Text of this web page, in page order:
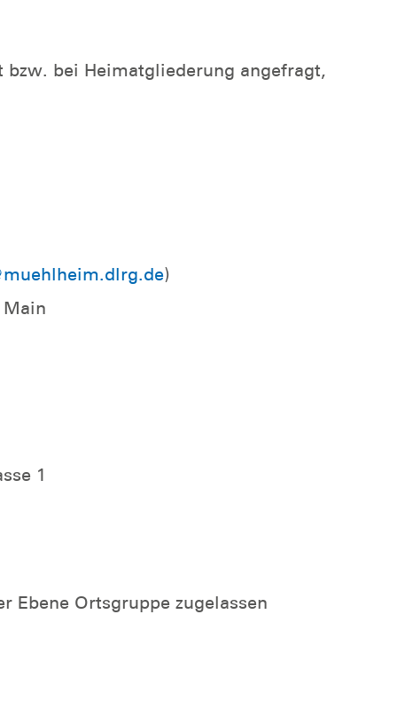
bei Heimatgliederung angefragt,
)
1
Ebene Ortsgruppe zugelassen